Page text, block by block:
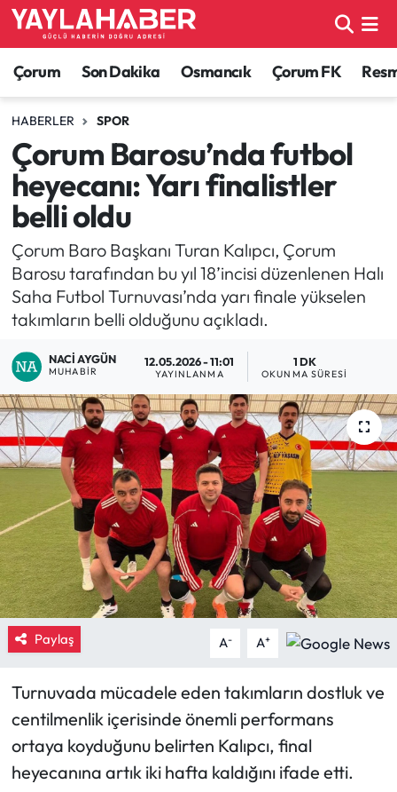
Çorum Son Dakika Osmancık Çorum FK
HABERLER SPOR
Çorum Barosu’nda futbol
heyecanı: Yarı finalistler
belli oldu
Çorum Baro Başkanı Turan Kalıpcı, Çorum
Barosu tarafından bu yıl 18’incisi düzenlenen Halı
Saha Futbol Turnuvası’nda yarı finale yükselen
takımların belli olduğunu açıkladı.
NACI AYGÜN
MUHABIR
12.05.2026 - 11:01
YAYINLANMA
1 DK
OKUNMA SÜRESI
Paylaş A- A+
Turnuvada mücadele eden takımların dostluk ve
centilmenlik içerisinde önemli performans
ortaya koyduğunu belirten Kalıpcı, final
heyecanına artık iki hafta kaldığını ifade etti.
Alaca Haberleri
Bayat Haberleri
Bilgi - Keşfet Haberleri
Bilim ve Teknoloji
Boğazkale Haberleri
Çorum Haberleri
Eğitim
Ekonomi
Güncel
İskilip Haberleri
Kargı Haberleri
Kimdir?
Kültür Sanat
Laçin Haberleri
Çorum Nöbetçi Eczaneler
Çorum Hava Durumu
Çorum Namaz Vakitleri
Çorum Trafik Yoğunluk Haritası
TFF 1.Lig Puan Durumu ve Fikstür
Tüm Manşetler